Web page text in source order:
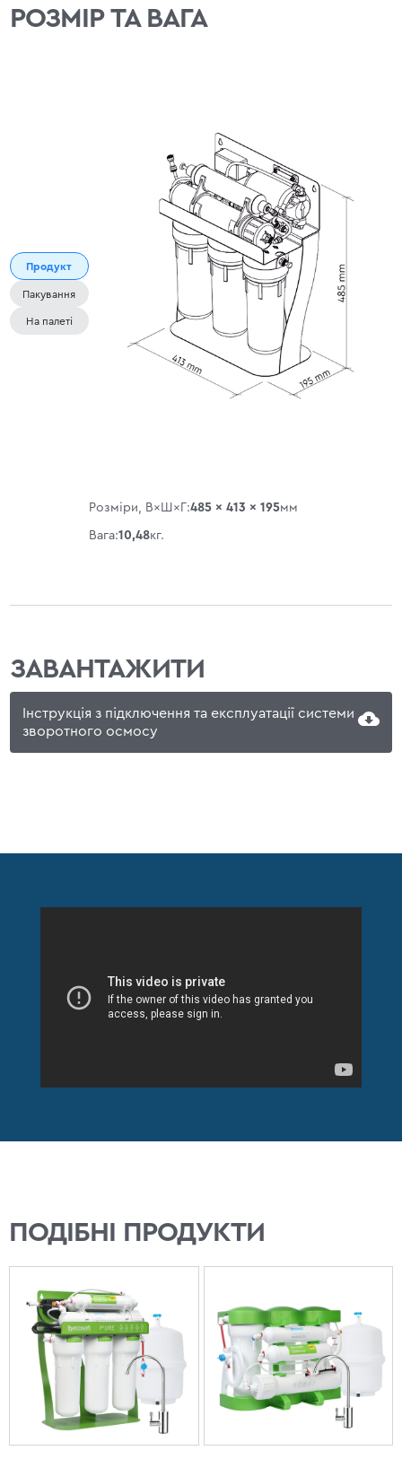
РОЗМІР ТА ВАГА
Продукт
Пакування
На палеті
Розміри, В×Ш×Г:485 × 413 × 195мм
Вага:10,48кг.
ЗАВАНТАЖИТИ
Інструкція з підключення та експлуатації системи
зворотного осмосу
ПОДІБНІ ПРОДУКТИ